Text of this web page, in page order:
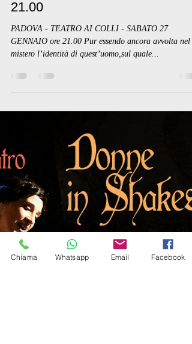
1 gen 2018
DONNE IN SHAKESPEARE -
PADOVA - TEATRO AI COLLI -
21.00
mistero l’identità di quest’uomo,sul quale...
Chiama Whatsapp Email Facebook